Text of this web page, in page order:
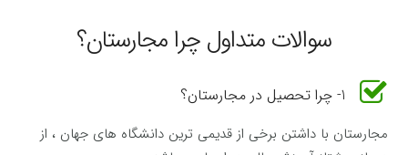
سوالات متداول چرا مجارستان؟
1- چرا تحصیل در مجارستان؟
مجارستان با داشتن برخی از قدیمی ترین دانشگاه های جهان ، از